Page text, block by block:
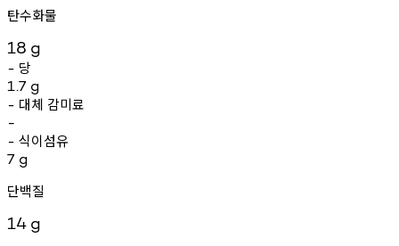
탄수화물
18 g
- 당
1.7 g
- 대체 감미료
-
- 식이섬유
7 g
단백질
14 g